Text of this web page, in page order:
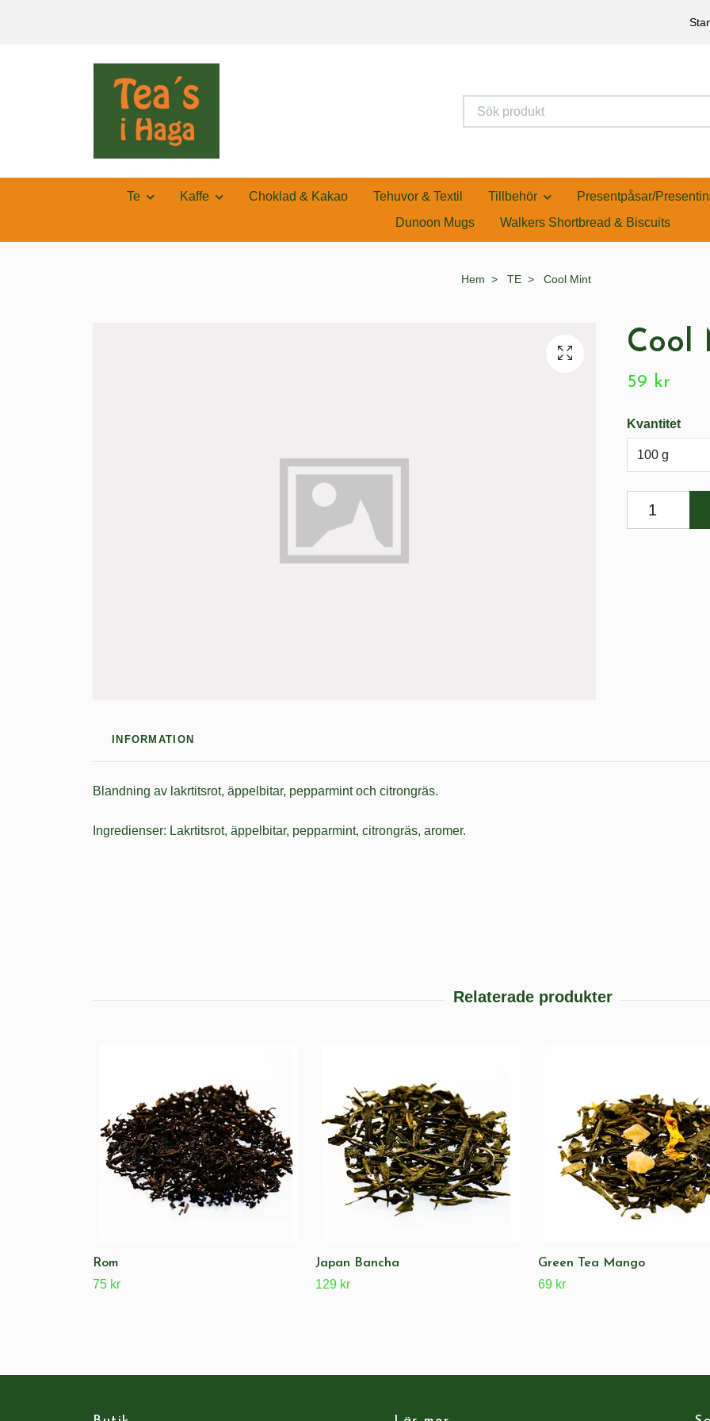
Te Kaffe Choklad & Kakao Tehuvor & Textil Tillbehör Presentpåsar/
Dunoon Mugs
Walkers Shortbread & Biscuits
Hem TE Cool Mint
Cool
59 kr
Kvantitet
100 g
INFORMATION
Blandning av lakrtitsrot, äppelbitar, pepparmint och citrongräs.
Ingredienser: Lakrtitsrot, äppelbitar, pepparmint, citrongräs, aromer.
Rom
75 kr
Japan Bancha
129 kr
Green Tea Mango
69 kr